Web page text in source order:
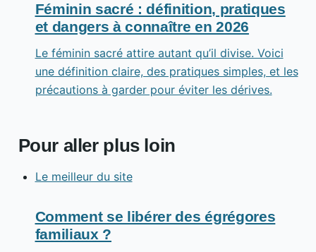
Féminin sacré : définition, pratiques
et dangers à connaître en 2026
Le féminin sacré attire autant qu’il divise. Voici
une définition claire, des pratiques simples, et les
précautions à garder pour éviter les dérives.
Pour aller plus loin
Le meilleur du site
Comment se libérer des égrégores
familiaux ?